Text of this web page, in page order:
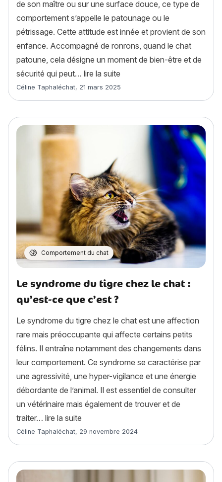
de son maître ou sur une surface douce, ce type de
comportement s’appelle le patounage ou le
pétrissage. Cette attitude est innée et provient de son
enfance. Accompagné de ronrons, quand le chat
patoune, cela désigne un moment de bien-être et de
sécurité qui peut… lire la suite
Article rédigé par
Céline Taphaléchat, 21 mars 2025
Comportement du chat
Le syndrome du tigre chez le chat :
qu’est-ce que c’est ?
Le syndrome du tigre chez le chat est une affection
rare mais préoccupante qui affecte certains petits
félins. Il entraîne notamment des changements dans
leur comportement. Ce syndrome se caractérise par
une agressivité, une hyper-vigilance et une énergie
débordante de l’animal. Il est essentiel de consulter
un vétérinaire mais également de trouver et de
traiter… lire la suite
Article rédigé par
Céline Taphaléchat, 29 novembre 2024